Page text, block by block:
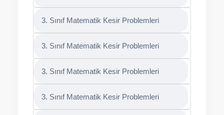
3. Sınıf Matematik Kesir Problemleri
3. Sınıf Matematik Kesir Problemleri
3. Sınıf Matematik Kesir Problemleri
3. Sınıf Matematik Kesir Problemleri